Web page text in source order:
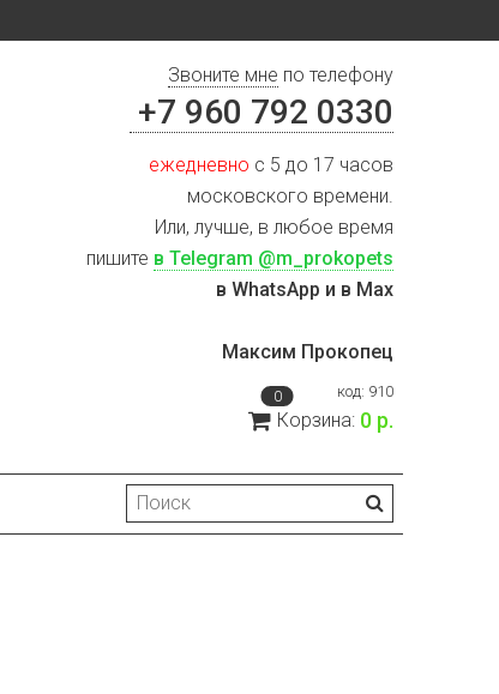
Звоните мне по телефону
+7 960 792 0330
ежедневно с 5 до 17 часов
московского времени.
Или, лучше, в любое время
пишите в Telegram @m_prokopets
в WhatsApp и в Max
Максим Прокопец
код: 910
0
Корзина: 0 р.